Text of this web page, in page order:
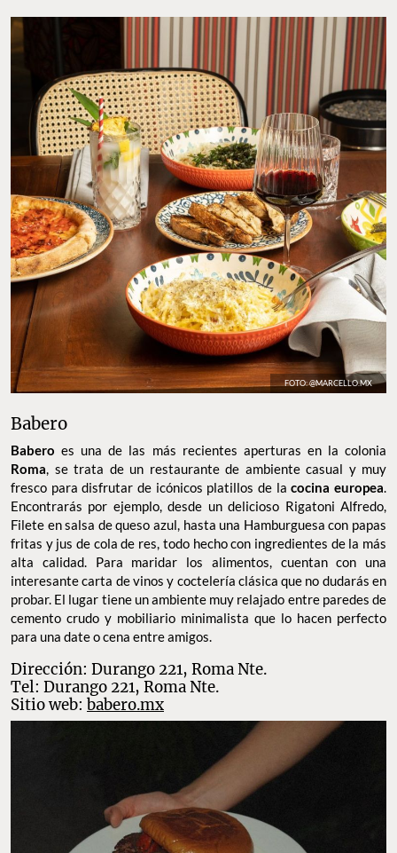
FOTO: @MARCELLO.MX
Babero
Babero es una de las más recientes aperturas en la colonia
Roma, se trata de un restaurante de ambiente casual y muy
fresco para disfrutar de icónicos platillos de lacocina europea.
Encontrarás por ejemplo, desde un delicioso Rigatoni Alfredo,
Filete en salsa de queso azul, hasta una Hamburguesa con papas
fritas y jus de cola de res, todo hecho con ingredientes de la más
alta calidad. Para maridar los alimentos, cuentan con una
interesante carta de vinos y coctelería clásica que no dudarás en
probar. El lugar tiene un ambiente muy relajado entre paredes de
cemento crudo y mobiliario minimalista que lo hacen perfecto
para una date o cena entre amigos.
Dirección: Durango 221, Roma Nte.
Tel: Durango 221, Roma Nte.
Sitio web: babero.mx